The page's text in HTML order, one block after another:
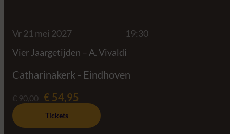
Vr 21 mei 2027
19:30
Vier Jaargetijden – A. Vivaldi
Catharinakerk - Eindhoven
€ 90,00 € 54,95
Tickets